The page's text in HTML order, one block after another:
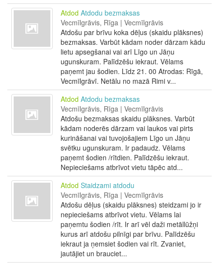
Atdod Atdodu bezmaksas
Vecmīlgrāvis, Rīga | Vecmīlgrāvis
Atdošu par brīvu koka dēļus (skaidu plāksnes)
bezmaksas. Varbūt kādam noder dārzam kādu
lietu apsegšanai vai arī Līgo un Jāņu
ugunskuram. Palīdzēšu iekraut. Vēlams
paņemt jau šodien. Līdz 21. 00 Atrodas: Rīgā,
Vecmīlgrāvī. Netālu no mazā Rimi v...
Atdod Atdodu bezmaksas
Vecmīlgrāvis, Rīga | Vecmīlgrāvis
Atdošu bezmaksas skaidu plāksnes. Varbūt
kādam noderēs dārzam vai laukos vai pirts
kurināšanai vai tuvojošajiem Līgo un Jāņu
svētku ugunskuram. Ir padaudz. Vēlams
paņemt šodien /rītdien. Palīdzēšu iekraut.
Nepieciešams atbrīvot vietu tāpēc atd...
Atdod Staidzami atdodu
Vecmīlgrāvis, Rīga | Vecmīlgrāvis
Atdošu dēļus (skaidu plāksnes) steidzami jo ir
nepieciešams atbrīvot vietu. Vēlams lai
paņemtu šodien /rīt. Ir arī vēl daži metāllūžņi
kurus arī atdošu pilnīgi par brīvu. Palīdzēšu
iekraut ja ņemsiet šodien vai rīt. Zvaniet,
jautājiet un brauciet...